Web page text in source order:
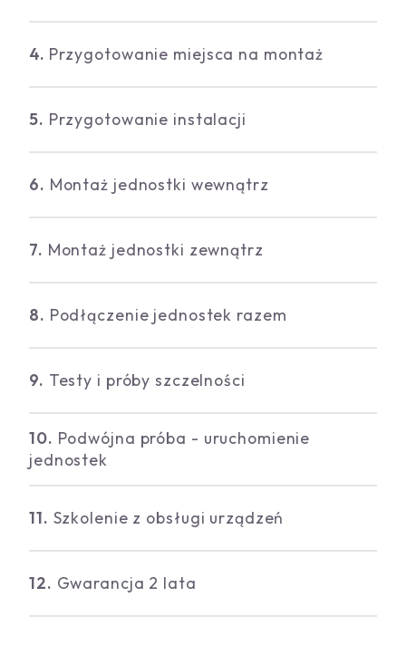
4. Przygotowanie miejsca na montaż
5. Przygotowanie instalacji
6. Montaż jednostki wewnątrz
7. Montaż jednostki zewnątrz
8. Podłączenie jednostek razem
9. Testy i próby szczelności
10. Podwójna próba - uruchomienie
jednostek
11. Szkolenie z obsługi urządzeń
12. Gwarancja 2 lata